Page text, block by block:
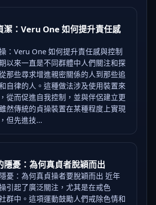
潔：Veru One 如何提升責任感
：Veru One 如何提升責任感與控制
以來一直是不同群體中人們關注和探
那些尋求增進親密關係的人到那些追
自律的人。這種做法涉及使用裝置來
從而促進自我控制，並與伴侶建立更
然傳統的貞操裝置在某種程度上實現
但先進技...
隱憂：為何真貞者脫穎而出
憂：為何真貞操者要脫穎而出 近年
引起了廣泛關注，尤其是在戒色
社群中。這項運動鼓勵人們戒除色情和